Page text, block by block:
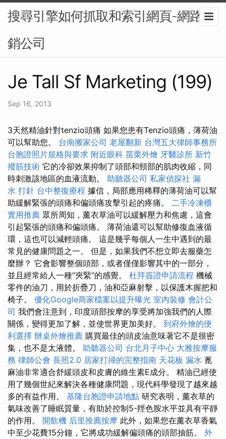
搜尋引擎如何抓取和索引網頁-網路行
銷公司
Je Tall Sf Marketing (199)
Sep 16, 2013
3天然精油針對tenzio頭痛 如果您患有Tenzio頭痛，薄荷油
可以幫助您。 台南搬家公司 老屋翻新 台灣五大律師事務所
台胞證照片規格與要求 附近眼科 苗栗外燴 牙醫診所 新竹
撥筋技術 它的冷卻效果抑制了頭部和頸部的肌肉收縮，同
時刺激該地區的血液流動。 助聽器公司 私家偵探社 漏
水 打針 台中整復療程 據信，局部應用稀釋的薄荷油可以幫
助緩解緊張的頭痛和偏頭痛攻擊引起的疼痛。 二手冷凍櫃
實用推薦 眾所周知，薰衣草油可以緩解壓力和焦慮，這會
引起緊張的頭痛和偏頭痛。 薄荷油還可以幫助修復血液循
環，這也可以減輕頭痛。 這是幾乎每個人一生中遇到的最
常見的健康問題之一。 但是，如果我們不想立即去服藥怎
麼辦？ 它會影響整個頭部，或者僅僅影響其中的一部分，
並且經常給人一種“夾緊”的感覺。 杜拜簽證申請流程 機械
零件的油刀，用於折疊刀，油和亞麻射擊，以保護木握把和
椅子。 優化Google商家檔案以提升曝光 室內裝修 會計公
司 我們會注意到，印度頭部按摩的享受將加強我們的人際
關係，變得更加了解，並使世界更加美好。 到府外燴的便
利選擇 辦桌外燴推薦 購買最佳的頭皮油意味著它不是很密
集，也不是太液體。 助聽器公司 台北月子中心 大雅按摩服
務 律師公會 長照2.0 居家打掃的完整指南 天花板 漏水 蓖
麻油非常適合舒緩頭皮和皮膚的維生素E成分。 精油已經使
用了幾個世紀來解決各種健康問題，現代科學發現了越來越
多的有益作用。 基隆台胞證申請地點 研究表明，薰衣草的
氣味改善了睡眠質量，有助於控制5-羥色胺水平並具有平靜
的作用。 開飲機 后里推薦按摩 此外，如果您在薰衣草香氣
中至少花費15分鐘，它將成功緩解偏頭痛的頭部抽筋。 外